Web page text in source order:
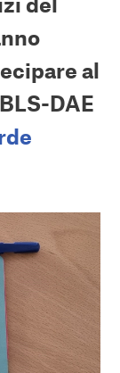
al
DAE